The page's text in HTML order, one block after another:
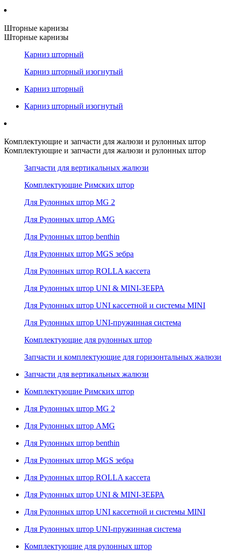
Шторные карнизы
Шторные карнизы
Карниз шторный
Карниз шторный изогнутый
Карниз шторный
Карниз шторный изогнутый
Комплектующие и запчасти для жалюзи и рулонных штор
Комплектующие и запчасти для жалюзи и рулонных штор
Запчасти для вертикальных жалюзи
Комплектующие Римских штор
Для Рулонных штор MG 2
Для Рулонных штор AMG
Для Рулонных штор benthin
Для Рулонных штор MGS зебра
Для Рулонных штор ROLLA кассета
Для Рулонных штор UNI & MINI-ЗЕБРА
Для Рулонных штор UNI кассетной и системы MINI
Для Рулонных штор UNI-пружинная система
Комплектующие для рулонных штор
Запчасти и комплектующие для горизонтальных жалюзи
Запчасти для вертикальных жалюзи
Комплектующие Римских штор
Для Рулонных штор MG 2
Для Рулонных штор AMG
Для Рулонных штор benthin
Для Рулонных штор MGS зебра
Для Рулонных штор ROLLA кассета
Для Рулонных штор UNI & MINI-ЗЕБРА
Для Рулонных штор UNI кассетной и системы MINI
Для Рулонных штор UNI-пружинная система
Комплектующие для рулонных штор